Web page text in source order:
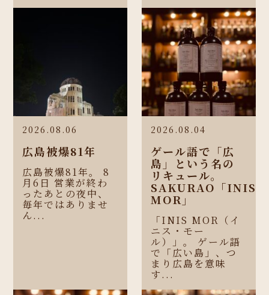
2026.08.06
広島被爆81年
広島被爆81年。 8
月6日 営業が終わ
ったあとの夜中、
毎年ではありませ
ん...
2026.08.04
ゲール語で「広
島」という名の
リキュール。
SAKURAO「INIS
MOR」
「INIS MOR（イ
ニス・モー
ル）」。 ゲール語
で「広い島」、つ
まり広島を意味
す...